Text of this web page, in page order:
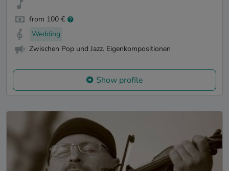
from 100 €
Wedding
Zwischen Pop und Jazz. Eigenkompositionen
Show profile